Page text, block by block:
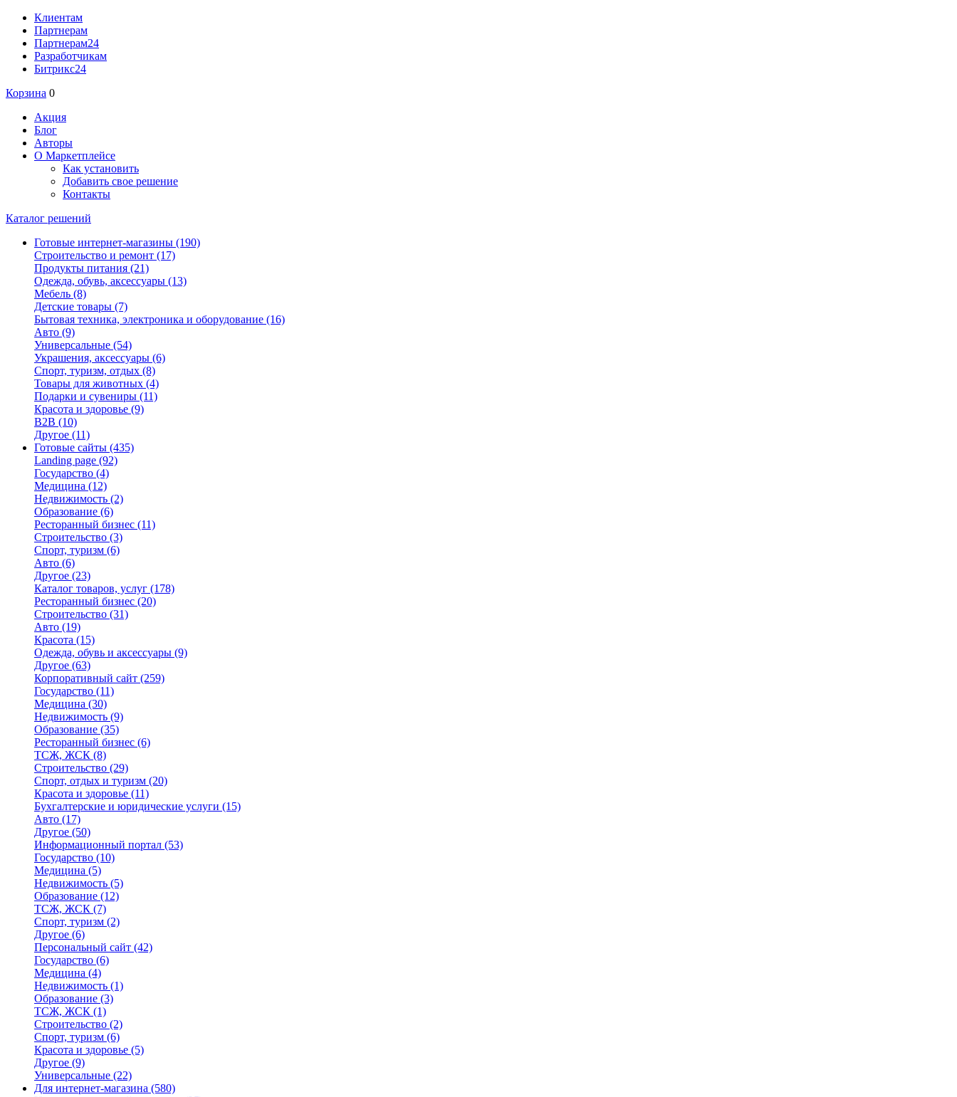
Клиентам
Партнерам
Партнерам24
Разработчикам
Битрикс24
Корзина 0
Акция
Блог
Авторы
О Маркетплейсе
Как установить
Добавить свое решение
Контакты
Каталог решений
Готовые интернет-магазины (190)
Строительство и ремонт (17)
Продукты питания (21)
Одежда, обувь, аксессуары (13)
Мебель (8)
Детские товары (7)
Бытовая техника, электроника и оборудование (16)
Авто (9)
Универсальные (54)
Украшения, аксессуары (6)
Спорт, туризм, отдых (8)
Товары для животных (4)
Подарки и сувениры (11)
Красота и здоровье (9)
B2B (10)
Другое (11)
Готовые сайты (435)
Landing page (92)
Государство (4)
Медицина (12)
Недвижимость (2)
Образование (6)
Ресторанный бизнес (11)
Строительство (3)
Спорт, туризм (6)
Авто (6)
Другое (23)
Каталог товаров, услуг (178)
Ресторанный бизнес (20)
Строительство (31)
Авто (19)
Красота (15)
Одежда, обувь и аксессуары (9)
Другое (63)
Корпоративный сайт (259)
Государство (11)
Медицина (30)
Недвижимость (9)
Образование (35)
Ресторанный бизнес (6)
ТСЖ, ЖСК (8)
Строительство (29)
Спорт, отдых и туризм (20)
Красота и здоровье (11)
Бухгалтерские и юридические услуги (15)
Авто (17)
Другое (50)
Информационный портал (53)
Государство (10)
Медицина (5)
Недвижимость (5)
Образование (12)
ТСЖ, ЖСК (7)
Спорт, туризм (2)
Другое (6)
Персональный сайт (42)
Государство (6)
Медицина (4)
Недвижимость (1)
Образование (3)
ТСЖ, ЖСК (1)
Строительство (2)
Спорт, туризм (6)
Красота и здоровье (5)
Другое (9)
Универсальные (22)
Для интернет-магазина (580)